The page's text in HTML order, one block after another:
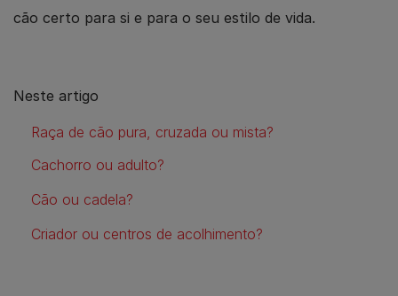
cão certo para si e para o seu estilo de vida.
Neste artigo
Raça de cão pura, cruzada ou mista?
Cachorro ou adulto?
Cão ou cadela?
Criador ou centros de acolhimento?